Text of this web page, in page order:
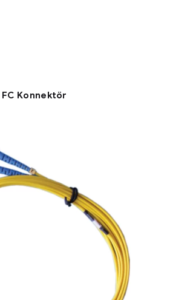
FC Konnektör